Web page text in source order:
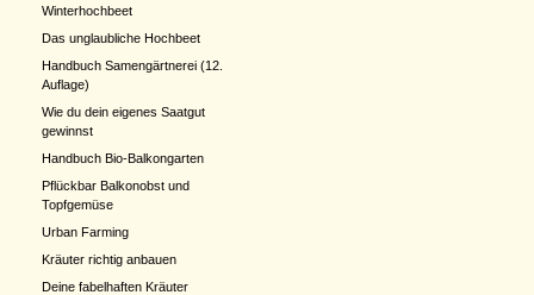
Winterhochbeet
Das unglaubliche Hochbeet
Handbuch Samengärtnerei (12.
Auflage)
Wie du dein eigenes Saatgut
gewinnst
Handbuch Bio-Balkongarten
Pflückbar Balkonobst und
Topfgemüse
Urban Farming
Kräuter richtig anbauen
Deine fabelhaften Kräuter